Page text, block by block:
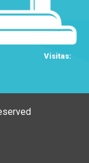
Visitas: